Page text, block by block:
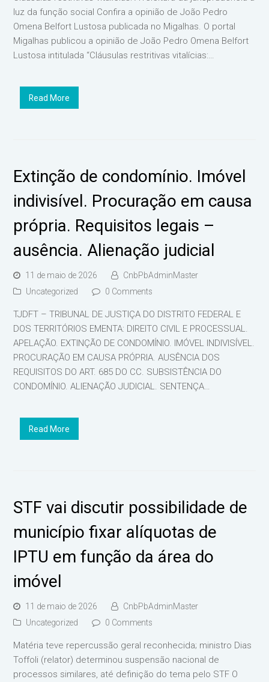
luz da função social Confira a opinião de João Pedro
Omena Belfort Lustosa publicada no Migalhas. O portal
Migalhas publicou a opinião de João Pedro Omena Belfort
Lustosa intitulada “Cláusulas restritivas vitalícias:…
Read More
Extinção de condomínio. Imóvel
indivisível. Procuração em causa
própria. Requisitos legais –
ausência. Alienação judicial
11 de maio de 2026
CnbPbAdminMaster
Uncategorized
0 Comments
TJDFT – TRIBUNAL DE JUSTIÇA DO DISTRITO FEDERAL E
DOS TERRITÓRIOS EMENTA: DIREITO CIVIL E PROCESSUAL.
APELAÇÃO. EXTINÇÃO DE CONDOMÍNIO. IMÓVEL INDIVISÍVEL.
PROCURAÇÃO EM CAUSA PRÓPRIA. AUSÊNCIA DOS
REQUISITOS DO ART. 685 DO CC. SUBSISTÊNCIA DO
CONDOMÍNIO. ALIENAÇÃO JUDICIAL. SENTENÇA…
Read More
STF vai discutir possibilidade de
município fixar alíquotas de
IPTU em função da área do
imóvel
11 de maio de 2026
CnbPbAdminMaster
Uncategorized
0 Comments
Matéria teve repercussão geral reconhecida; ministro Dias
Toffoli (relator) determinou suspensão nacional de
processos similares, até definição do tema pelo STF O